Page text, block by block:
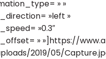
» »
»left »
»0.3″
» »]https://
2019/05/